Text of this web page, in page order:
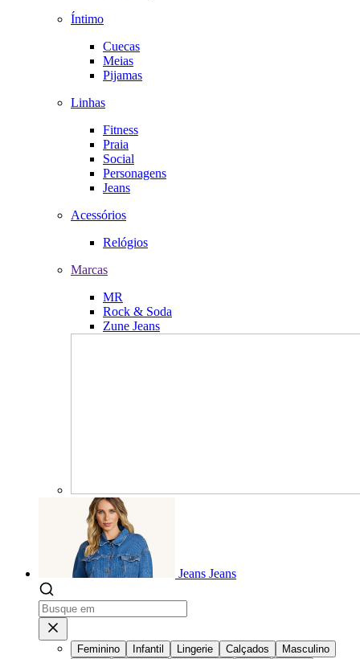
Íntimo
Cuecas
Meias
Pijamas
Linhas
Fitness
Praia
Social
Personagens
Jeans
Acessórios
Relógios
Marcas
MR
Rock & Soda
Zune Jeans
Jeans Jeans
Feminino Infantil Lingerie Calçados
Masculino